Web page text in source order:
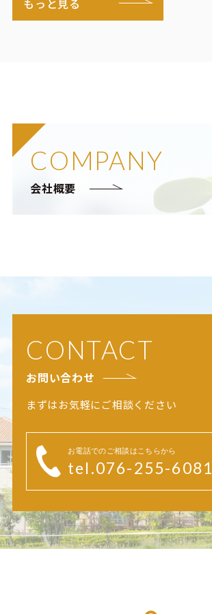
COMPANY
会社概要
CONTACT
お問い合わせ
まずはお気軽にご相談ください
お電話でのご相談はこちらから
tel.076-255-6081